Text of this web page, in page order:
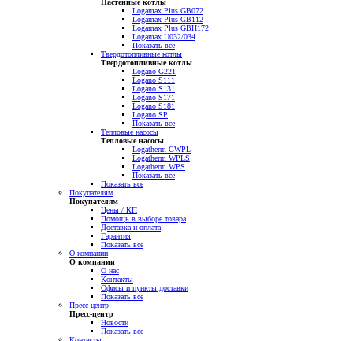
Настенные котлы
Logamax Plus GB072
Logamax Plus GB112
Logamax Plus GBH172
Logamax U032/034
Показать все
Твердотопливные котлы
Твердотопливные котлы
Logano G221
Logano S111
Logano S131
Logano S171
Logano S181
Logano SP
Показать все
Тепловые насосы
Тепловые насосы
Logatherm GWPL
Logatherm WPLS
Logatherm WPS
Показать все
Показать все
Покупателям
Покупателям
Цены / КП
Помощь в выборе товара
Доставка и оплата
Гарантия
Показать все
О компании
О компании
О нас
Контакты
Офисы и пункты доставки
Показать все
Пресс-центр
Пресс-центр
Новости
Показать все